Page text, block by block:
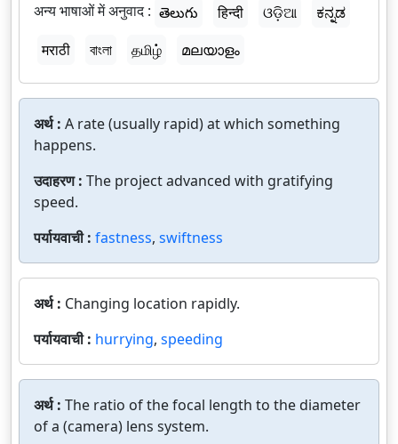
अन्य भाषाओं में अनुवाद : తెలుగు हिन्दी ଓଡ଼ିଆ
ಕನ್ನಡ
मराठी
বাংলা தமிழ் മലയാളം
अर्थ : A rate (usually rapid) at which something
happens.
उदाहरण : The project advanced with gratifying
speed.
पर्यायवाची : fastness, swiftness
अर्थ : Changing location rapidly.
पर्यायवाची : hurrying, speeding
अर्थ : The ratio of the focal length to the diameter
of a (camera) lens system.